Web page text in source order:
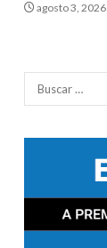
agosto 3, 2026